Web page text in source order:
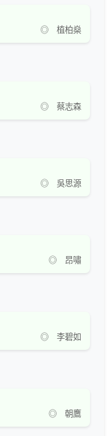
◎ 植柏燊
◎ 蔡志森
◎ 吳思源
◎ 昂嘯
◎ 李碧如
◎ 朝鷹